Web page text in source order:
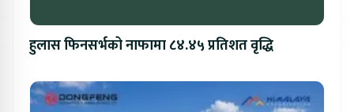
हुलास फिनसर्भको नाफामा ८४.४५ प्रतिशत वृद्धि